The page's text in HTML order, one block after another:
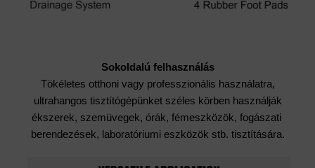
Sokoldalú felhasználás
Tökéletes otthoni vagy professzionális használatra,
ultrahangos tisztítógépünket széles körben használják
ékszerek, szemüvegek, órák, fémeszközök, fogászati ​​​​
berendezések, laboratóriumi eszközök stb. tisztítására.